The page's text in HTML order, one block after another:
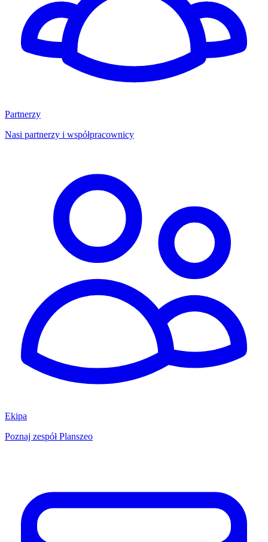
Partnerzy
Nasi partnerzy i współpracownicy
Ekipa
Poznaj zespół Planszeo